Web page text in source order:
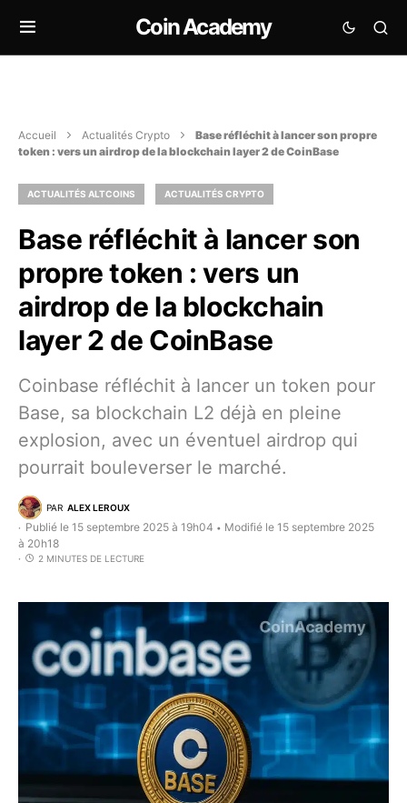
Coin Academy
Accueil Actualités Crypto
Base réfléchit à lancer son propre
token : vers un airdrop de la blockchain layer 2 de CoinBase
ACTUALITÉS ALTCOINS ACTUALITÉS CRYPTO
Base réfléchit à lancer son
propre token : vers un
airdrop de la blockchain
layer 2 de CoinBase
Coinbase réfléchit à lancer un token pour
Base, sa blockchain L2 déjà en pleine
explosion, avec un éventuel airdrop qui
pourrait bouleverser le marché.
PAR ALEX LEROUX
Publié le 15 septembre 2025 à 19h04 • Modifié le 15 septembre 2025
à 20h18
2 MINUTES DE LECTURE